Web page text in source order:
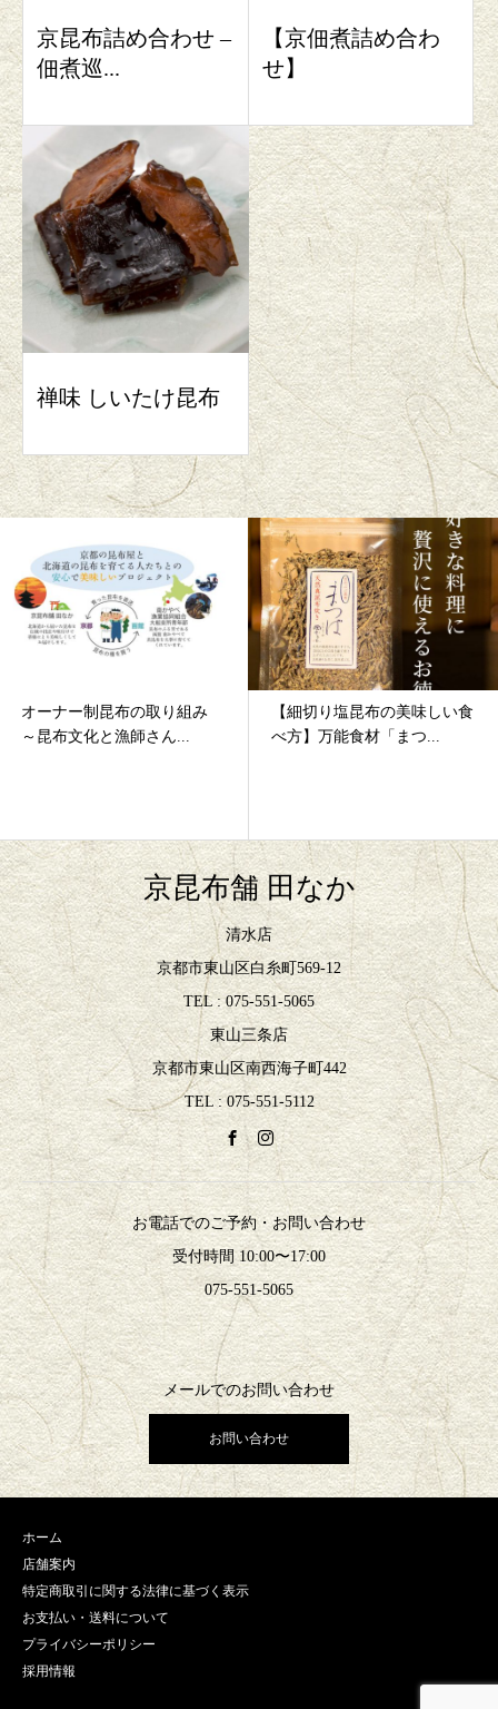
京昆布詰め合わせ –
佃煮巡...
【京佃煮詰め合わ
せ】
禅味 しいたけ昆布
オーナー制昆布の取り組み
～昆布文化と漁師さん...
【細切り塩昆布の美味しい食
べ方】万能食材「まつ...
京昆布舗 田なか
清水店
京都市東山区白糸町569-12
TEL : 075-551-5065
東山三条店
京都市東山区南西海子町442
TEL : 075-551-5112
お電話でのご予約・お問い合わせ
受付時間 10:00〜17:00
075-551-5065
メールでのお問い合わせ
お問い合わせ
ホーム
店舗案内
特定商取引に関する法律に基づく表示
お支払い・送料について
プライバシーポリシー
採用情報